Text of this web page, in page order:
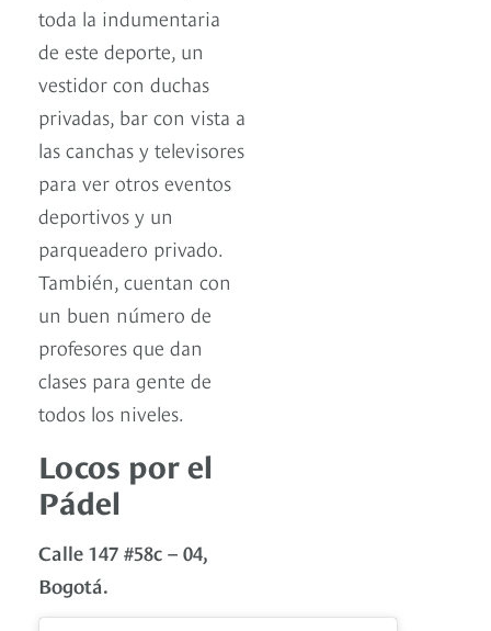
toda la indumentaria
de este deporte, un
vestidor con duchas
privadas, bar con vista a
las canchas y televisores
para ver otros eventos
deportivos y un
parqueadero privado.
También, cuentan con
un buen número de
profesores que dan
clases para gente de
todos los niveles.
Locos por el
Pádel
Calle 147 #58c – 04,
Bogotá.